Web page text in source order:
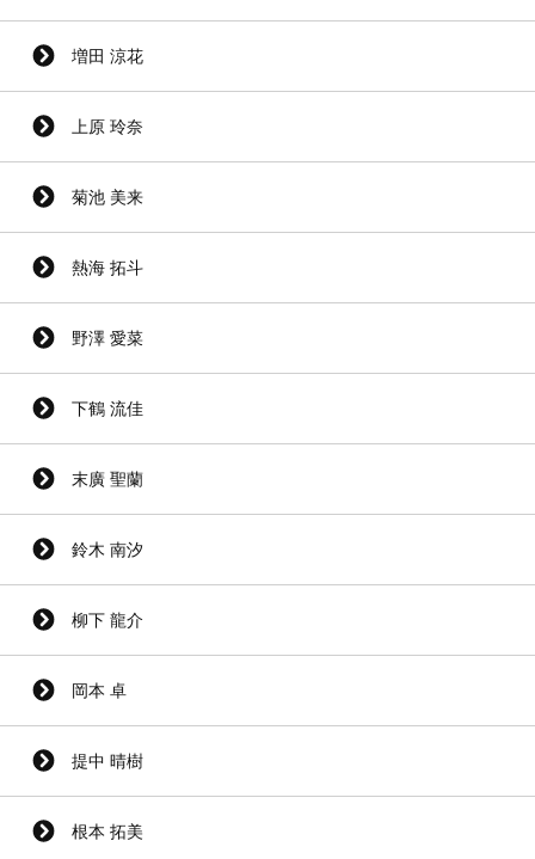
増田 涼花
上原 玲奈
菊池 美来
熱海 拓斗
野澤 愛菜
下鶴 流佳
末廣 聖蘭
鈴木 南汐
柳下 龍介
岡本 卓
提中 晴樹
根本 拓美